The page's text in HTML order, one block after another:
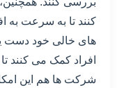
کنند تا به سرعت به
های خالی خود دست
افراد کمک می کنند
شرکت ها هم این